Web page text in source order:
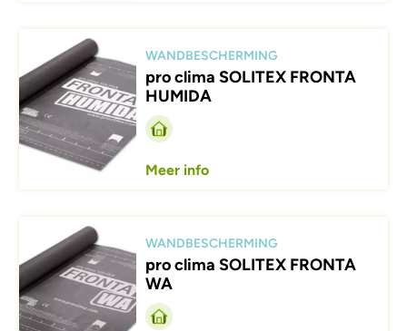
Afbeelding
WANDBESCHERMING
pro clima SOLITEX FRONTA
HUMIDA
Meer info
Afbeelding
WANDBESCHERMING
pro clima SOLITEX FRONTA
WA